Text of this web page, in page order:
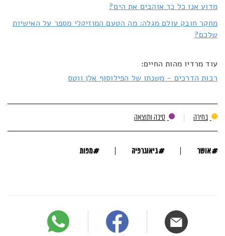
מדוע אנו כל כך אוהבים את הים?
מחקר חובק עולם מגלה: מה הטעם המוזיקלי מספר על האישיות
שלכם?
עוד מרדיו מהות החיים:
רבות הדרכים - משנתו של הפילוסוף אלן ווטס
בחירה סיבה ותוצאה
#אושר #גיאוגרפיה #מפות